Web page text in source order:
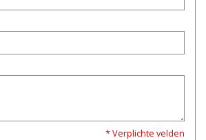
* Verplichte velden